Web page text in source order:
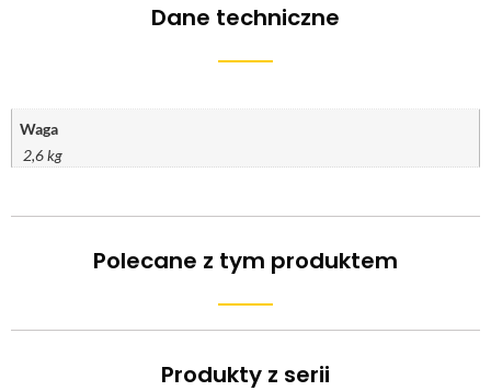
Dane techniczne
Waga
2,6 kg
Polecane z tym produktem
Produkty z serii